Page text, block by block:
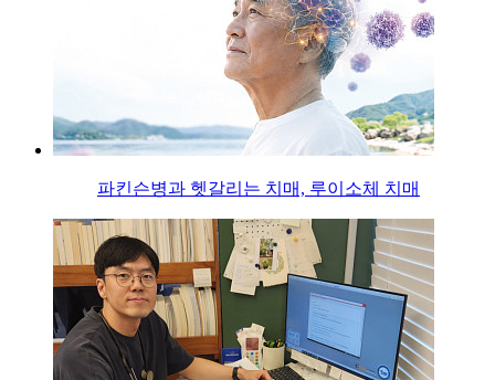
파킨슨병과 헷갈리는 치매, 루이소체 치매